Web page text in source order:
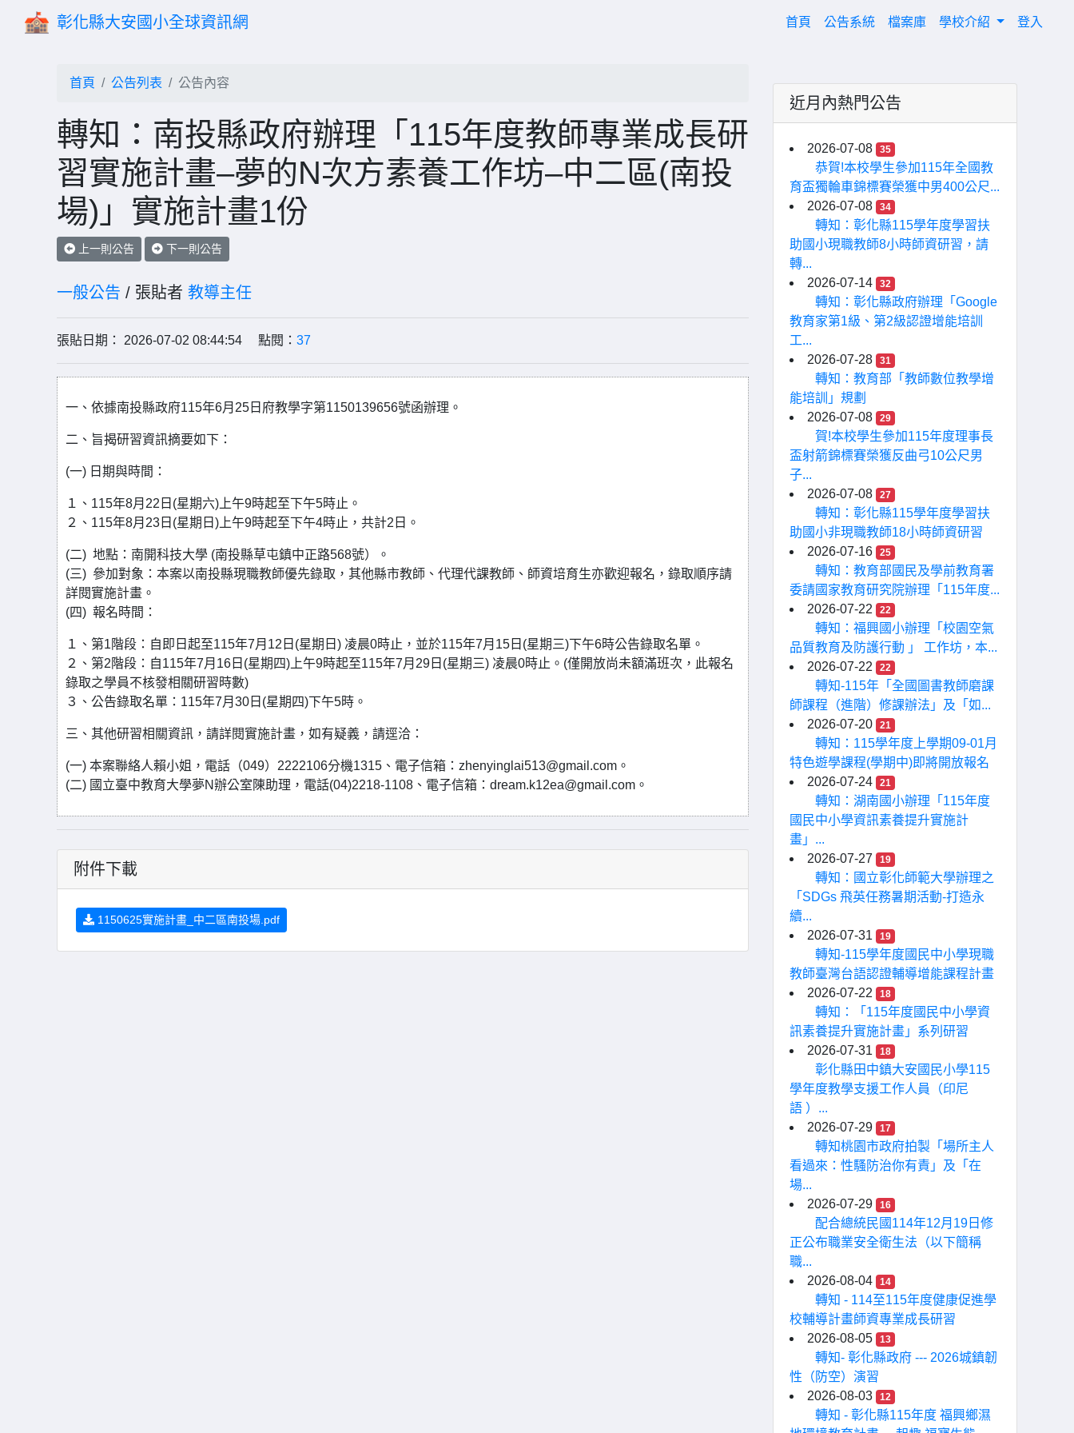
彰化縣大安國小全球資訊網 首頁 (current)
公告系統 檔案庫 學校介紹 登入
首頁 公告列表 公告內容
轉知：南投縣政府辦理「115年度教師專業成長研
習實施計畫–夢的N次方素養工作坊–中二區(南投
場)」實施計畫1份
上一則公告 下一則公告
一般公告 / 張貼者 教導主任
張貼日期： 2026-07-02 08:44:54 點閱： 37
一、依據南投縣政府115年6月25日府教學字第1150139656號函辦理。
二、旨揭研習資訊摘要如下：
(一) 日期與時間：
１、115年8月22日(星期六)上午9時起至下午5時止。
２、115年8月23日(星期日)上午9時起至下午4時止，共計2日。
(二) 地點：南開科技大學 (南投縣草屯鎮中正路568號）。
(三) 參加對象：本案以南投縣現職教師優先錄取，其他縣市教師、代理代課教師、師資培育生亦歡迎報名，錄取順序請
詳閱實施計畫。
(四) 報名時間：
１、第1階段：自即日起至115年7月12日(星期日) 凌晨0時止，並於115年7月15日(星期三)下午6時公告錄取名單。
２、第2階段：自115年7月16日(星期四)上午9時起至115年7月29日(星期三) 凌晨0時止。(僅開放尚未額滿班次，此報名
錄取之學員不核發相關研習時數)
３、公告錄取名單：115年7月30日(星期四)下午5時。
三、其他研習相關資訊，請詳閱實施計畫，如有疑義，請逕洽：
(一) 本案聯絡人賴小姐，電話（049）2222106分機1315、電子信箱：zhenyinglai513@gmail.com。
(二) 國立臺中教育大學夢N辦公室陳助理，電話(04)2218-1108、電子信箱：dream.k12ea@gmail.com。
附件下載
1150625實施計畫_中二區南投場.pdf
近月內熱門公告
2026-07-08 35
恭賀!本校學生參加115年全國教
育盃獨輪車錦標賽榮獲中男400公尺...
2026-07-08
34
轉知：彰化縣115學年度學習扶
助國小現職教師8小時師資研習，請
轉...
2026-07-14
32
轉知：彰化縣政府辦理「Google
教育家第1級、第2級認證增能培訓
工...
2026-07-28
31
轉知：教育部「教師數位教學增
能培訓」規劃
2026-07-08
29
賀!本校學生參加115年度理事長
盃射箭錦標賽榮獲反曲弓10公尺男
子...
2026-07-08
27
轉知：彰化縣115學年度學習扶
助國小非現職教師18小時師資研習
2026-07-16
25
轉知：教育部國民及學前教育署
委請國家教育研究院辦理「115年度...
2026-07-22
22
轉知：福興國小辦理「校園空氣
品質教育及防護行動 」 工作坊，本...
2026-07-22
22
轉知-115年「全國圖書教師磨課
師課程（進階）修課辦法」及「如...
2026-07-20
21
轉知：115學年度上學期09-01月
特色遊學課程(學期中)即將開放報名
2026-07-24
21
轉知：湖南國小辦理「115年度
國民中小學資訊素養提升實施計
畫」...
2026-07-27
19
轉知：國立彰化師範大學辦理之
「SDGs 飛英任務暑期活動-打造永
續...
2026-07-31
19
轉知-115學年度國民中小學現職
教師臺灣台語認證輔導增能課程計畫
2026-07-22
18
轉知：「115年度國民中小學資
訊素養提升實施計畫」系列研習
2026-07-31
18
彰化縣田中鎮大安國民小學115
學年度教學支援工作人員（印尼
語 ）...
2026-07-29
17
轉知桃園市政府拍製「場所主人
看過來：性騷防治你有責」及「在
場...
2026-07-29
16
配合總統民國114年12月19日修
正公布職業安全衛生法（以下簡稱
職...
2026-08-04
14
轉知 - 114至115年度健康促進學
校輔導計畫師資專業成長研習
2026-08-05
13
轉知- 彰化縣政府 --- 2026城鎮韌
性（防空）演習
2026-08-03
12
轉知 - 彰化縣115年度 福興鄉濕